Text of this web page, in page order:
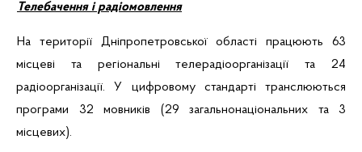
Телебачення і радіомовлення
На території Дніпропетровської області працюють 63
місцеві та регіональні телерадіоорганізації та 24
радіоорганізації. У цифровому стандарті транслюються
програми 32 мовників (29 загальнонаціональних та 3
місцевих).